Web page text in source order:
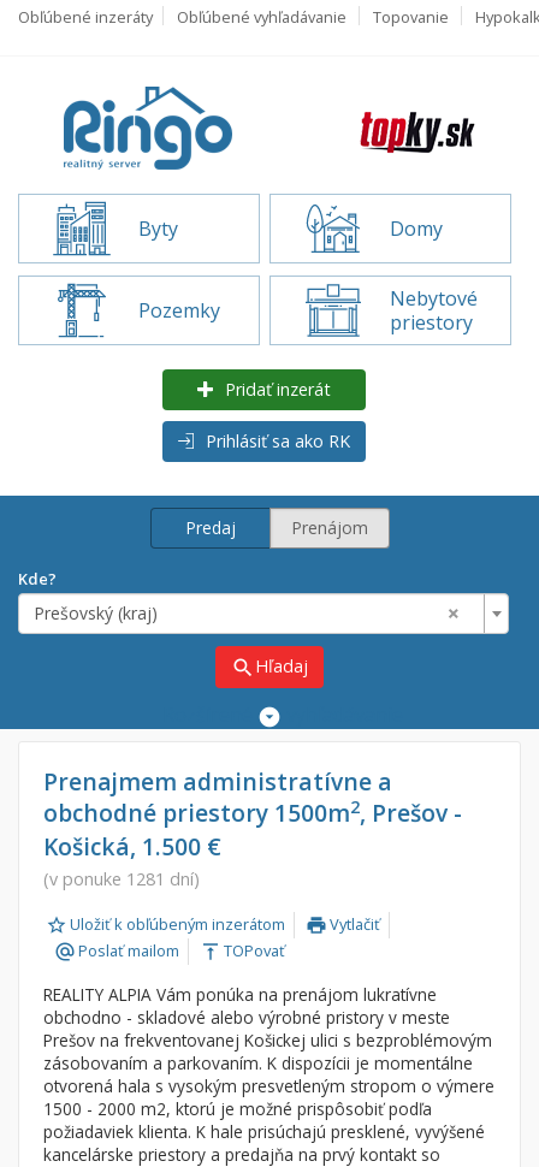
Obľúbené inzeráty Obľúbené vyhľadávanie Topovanie
Byty Domy
Pozemky
Nebytové
priestory
Pridať inzerát
Prihlásiť sa ako RK
Predaj Prenájom
Kde?
×
Prešovský (kraj)
search Hľadaj
Predaj
Prenájom
Od:
Do:
Lokalita
×
×
Prešovský (kraj)
Byt
Garsónky
Dom
Vila
Prenajmem administratívne a
obchodné priestory 1500m2, Prešov -
Košická, 1.500 €
(v ponuke 1281 dní)
Uložiť k obľúbeným inzerátom printVytlačiť
alternate_emailPoslať mailom vertical_align_top TOPovať
REALITY ALPIA Vám ponúka na prenájom lukratívne
obchodno - skladové alebo výrobné pristory v meste
Prešov na frekventovanej Košickej ulici s bezproblémovým
zásobovaním a parkovaním. K dispozícii je momentálne
otvorená hala s vysokým presvetleným stropom o výmere
1500 - 2000 m2, ktorú je možné prispôsobiť podľa
požiadaviek klienta. K hale prisúchajú presklené, vyvýšené
kancelárske priestory a predajňa na prvý kontakt so